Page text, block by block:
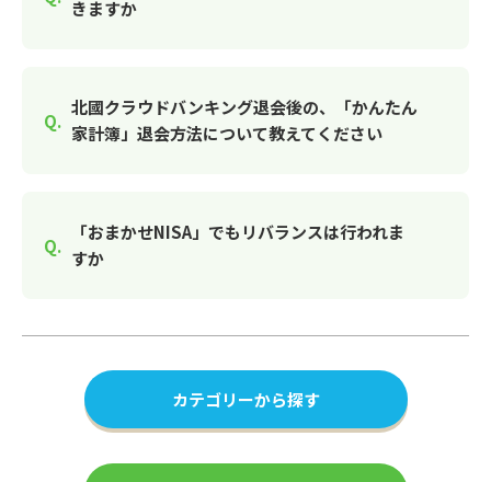
きますか
北國クラウドバンキング退会後の、「かんたん
家計簿」退会方法について教えてください
「おまかせNISA」でもリバランスは行われま
すか
カテゴリーから探す